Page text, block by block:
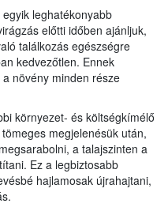
egyik leghatékonyabb
előtti időben ajánljuk,
találkozás egészségre
kedvezőtlen. Ennek
növény minden része
környezet- és költségkímélő
megjelenésük után,
a talajszinten a
Ez a legbiztosabb
hajlamosak újrahajtani,